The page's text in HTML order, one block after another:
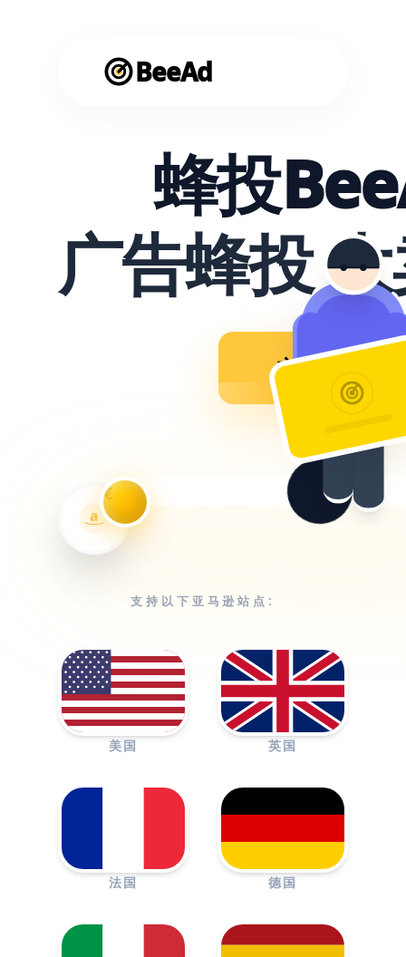
BeeAd
蜂投
广告蜂投
立即使用
a
€
支持以下亚马逊站点:
美国 英国
法国 德国